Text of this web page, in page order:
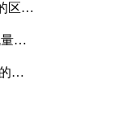
区别
解
合